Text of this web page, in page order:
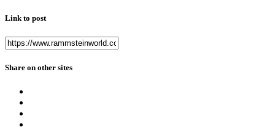
Link to post
Share on other sites